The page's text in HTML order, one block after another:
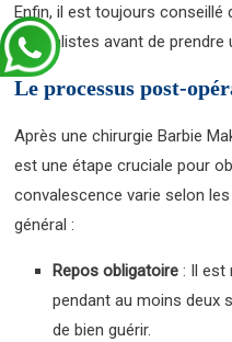
Enfin, il est toujours conseillé
spécialistes avant de prendre
Le processus post-
Après une chirurgie Barbie
est une étape cruciale pour
convalescence varie selon
général :
Repos obligatoire : Il est
pendant au moins deux
de bien guérir.